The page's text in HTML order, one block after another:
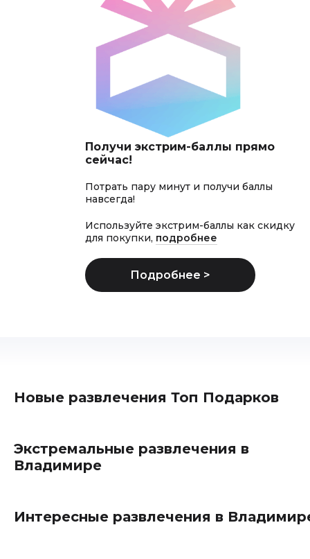
Получи экстрим-баллы прямо
сейчас!
Потрать пару минут и получи баллы
навсегда!
Используйте экстрим-баллы как скидку
для покупки, подробнее
Новые развлечения Топ Подарков
Экстремальные развлечения в
Владимире
Интересные развлечения в